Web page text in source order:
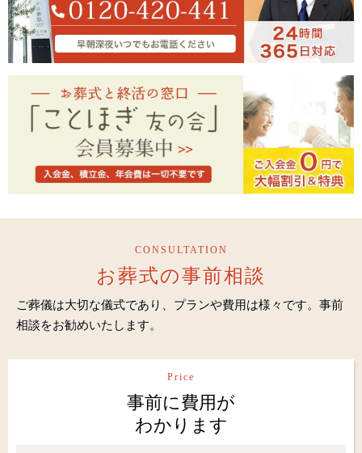
CONSULTATION
お葬式の事前相談
ご葬儀は大切な儀式であり、プランや費用は様々です。事前
相談をお勧めいたします。
Price
事前に費用が
わかります